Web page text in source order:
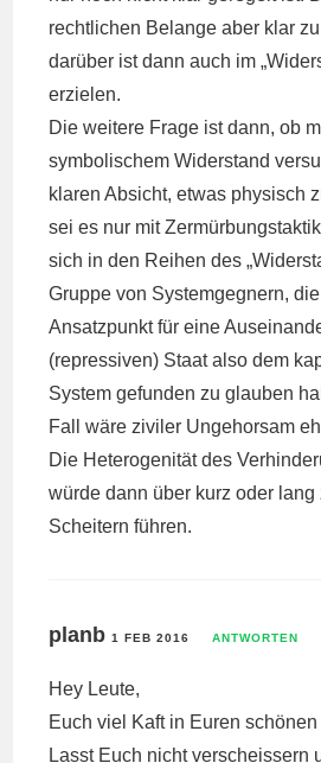
rechtlichen Belange aber klar
darüber ist dann auch im
erzielen.
Die weitere Frage ist dann, ob
symbolischem Widerstand
klaren Absicht, etwas physisch
sei es nur mit
sich in den Reihen des
Gruppe von Systemgegnern,
Ansatzpunkt für eine
(repressiven) Staat also dem
System gefunden zu glauben
Fall wäre ziviler Ungehorsam
Die Heterogenität des
würde dann über kurz oder lang
Scheitern führen.
planb1 FEB 2016 ANTWORTEN
Hey Leute,
Euch viel Kaft in Euren schönen
Lasst Euch nicht verscheissern